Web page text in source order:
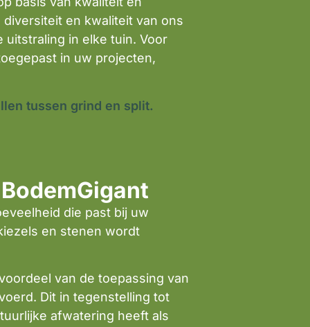
en kwaliteit van ons
uitstraling in elke tuin. Voor
in uw projecten,
tussen grind en split.
die past bij uw
en stenen wordt
van de toepassing van
Dit in tegenstelling tot
afwatering heeft als